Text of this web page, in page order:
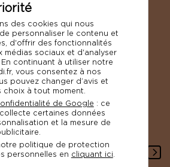
des cookies qui nous
personnaliser le contenu et
d'offrir des fonctionnalités
médias sociaux et d'analyser
continuant à utiliser notre
vous consentez à nos
pouvez changer d’avis et
choix à tout moment.
de Google : ce
certaines données
et la mesure de
politique de protection
personnelles en cliquant ici
MÉTIERS
digital
de votre éco-système,
clients, exploiter les
vous inspirer des bonnes
indispensables pour
de marketing,
et de relation client.